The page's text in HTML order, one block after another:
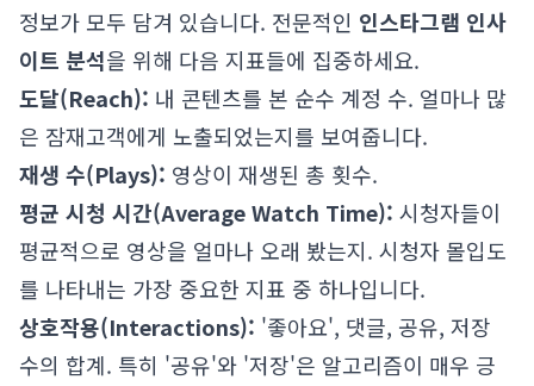
정보가 모두 담겨 있습니다. 전문적인 인스타그램 인사
이트 분석을 위해 다음 지표들에 집중하세요.
도달(Reach): 내 콘텐츠를 본 순수 계정 수. 얼마나 많
은 잠재고객에게 노출되었는지를 보여줍니다.
재생 수(Plays): 영상이 재생된 총 횟수.
평균 시청 시간(Average Watch Time): 시청자들이
평균적으로 영상을 얼마나 오래 봤는지. 시청자 몰입도
를 나타내는 가장 중요한 지표 중 하나입니다.
상호작용(Interactions): '좋아요', 댓글, 공유, 저장
수의 합계. 특히 '공유'와 '저장'은 알고리즘이 매우 긍